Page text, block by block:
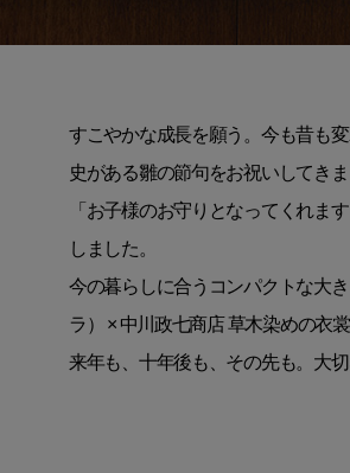
すこやかな成長を願う。今も昔も
史がある雛の節句をお祝いしてき
「お子様のお守りとなってくれま
しました。
今の暮らしに合うコンパクトな大
ラ） × 中川政七商店 草木染めの衣
来年も、十年後も、その先も。大